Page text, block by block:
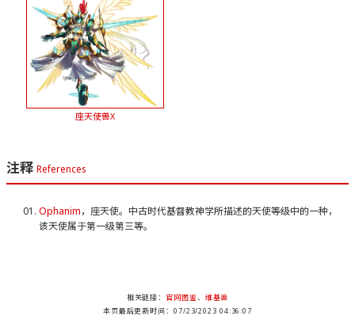
座天使兽X
注释 References
Ophanim，座天使。中古时代基督教神学所描述的天使等级中的一种，
该天使属于第一级第三等。
相关链接： 官网图鉴、 维基兽
本页最后更新时间：07/23/2023 04:36:07